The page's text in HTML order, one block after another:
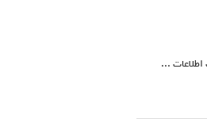
...